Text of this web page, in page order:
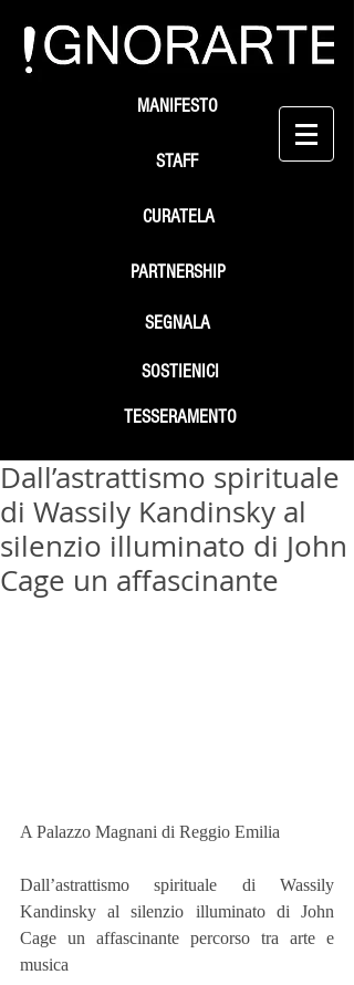
STAFF
SEGNALA
SOSTIENICI
MANIFESTO
PARTNERSHIP
TESSERAMENTO
CURATELA
Dall’astrattismo spirituale
di Wassily Kandinsky al
silenzio illuminato di John
Cage un affascinante
A Palazzo Magnani di Reggio Emilia
Dall’astrattismo spirituale di Wassily
Kandinsky al silenzio illuminato di John
Cage un affascinante percorso tra arte e
musica